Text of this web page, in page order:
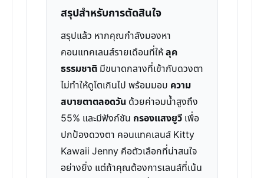
สรุปสำหรับการตัดสินใจ
สรุปแล้ว หากคุณกำลังมองหา
คอนแทคเลนส์รายเดือนที่ให้ลุค
ธรรมชาติ มีขนาดกลางที่เข้ากับดวงตา
ไม่ทำให้ดูโตเกินไป พร้อมมอบ ความ
สบายตาตลอดวัน ด้วยค่าอมน้ำสูงถึง
55% และมีฟังก์ชัน กรองแสงยูวี เพื่อ
ปกป้องดวงตา คอนแทคเลนส์ Kitty
Kawaii Jenny คือตัวเลือกที่น่าสนใจ
อย่างยิ่ง แต่ถ้าคุณต้องการเลนส์ที่เน้น